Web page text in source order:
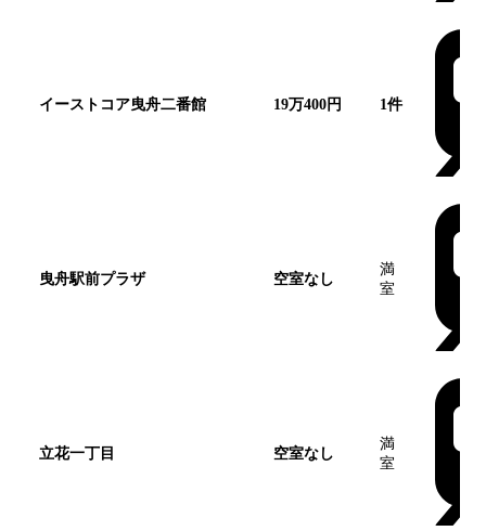
イーストコア曳舟二番館 19万400円 1件
曳舟駅前プラザ 空室なし
満
室
立花一丁目 空室なし
満
室